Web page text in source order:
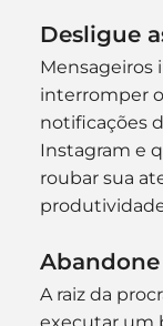
Desligue
Mensageiros
interromper
notificações
Instagram e
roubar sua
A raiz da